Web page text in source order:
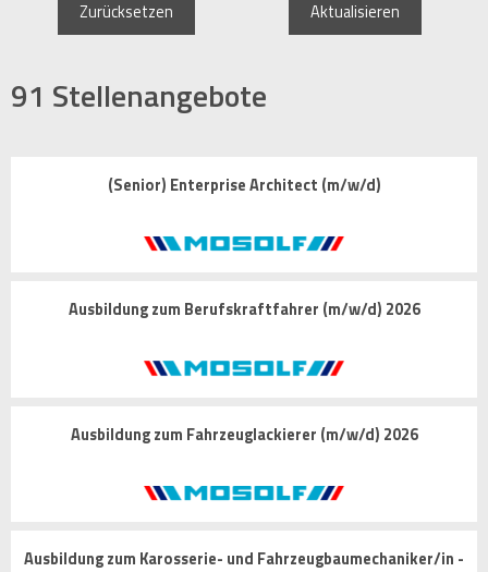
Zurücksetzen Aktualisieren
91 Stellenangebote
(Senior) Enterprise Architect (m/w/d)
Ausbildung zum Berufskraftfahrer (m/w/d) 2026
Ausbildung zum Fahrzeuglackierer (m/w/d) 2026
Ausbildung zum Karosserie- und Fahrzeugbaumechaniker/in -